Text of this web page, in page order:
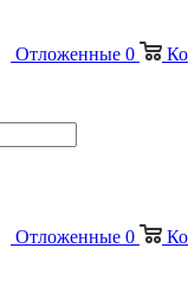
Отложенные 0
Отложенные 0